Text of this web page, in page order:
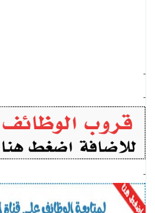
-
-
-